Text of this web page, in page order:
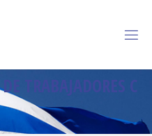
D R A BAJADORES C